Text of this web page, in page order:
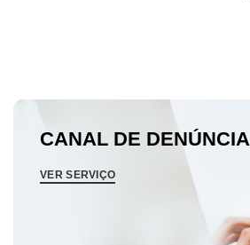
CANAL DE DENÚNCIA
VER SERVIÇO